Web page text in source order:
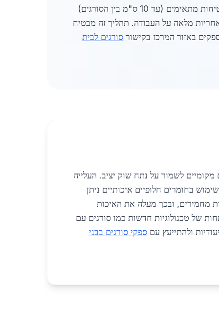
ועמידות. ההתקנה מתבצעת על ידי מתקינים מקצועיים בעלי ניסיון וידע בנהלי בטיחות, תוך הבטחה למרווחי בטיחות מתאימים (עד 10 ס"מ בין הסורגים)
מלאה על העבודה. תהליך זה מבטיח
באזור המרכז בקישור סורגים לבית
לשמור על נתח שוק יציב. העלייה
בחומרים חלופיים איכותיים ניתן
בטיחות מחמירים, ובכך מעלה את האיכות
של טכנולוגיות חדשות כמו סורגים עם
ולהתייעץ עם ספקי סורגים בבני